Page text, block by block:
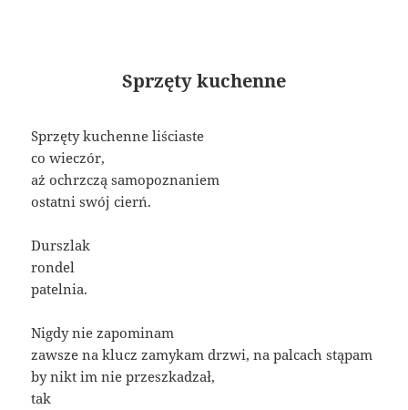
Sprzęty kuchenne
Sprzęty kuchenne liściaste
co wieczór,
aż ochrzczą samopoznaniem
ostatni swój cierń.
Durszlak
rondel
patelnia.
Nigdy nie zapominam
zawsze na klucz zamykam drzwi, na palcach stąpam
by nikt im nie przeszkadzał,
tak